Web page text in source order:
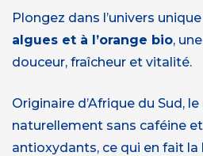
Plongez dans l’univers
algues et à l’orange bio,
douceur, fraîcheur et vitalité.
Originaire d’Afrique du Sud,
naturellement sans caféine
antioxydants, ce qui en fait